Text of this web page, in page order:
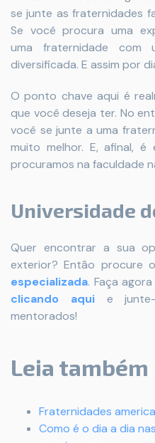
se junte as fraternidades
Se você procura uma
uma fraternidade com
diversificada. E assim por
O ponto chave aqui é
que você deseja ter. No
você se junte a uma
muito melhor. E, afinal,
procuramos na faculdade
Universidade
Quer encontrar a sua
exterior? Então procure
especializada. Faça
clicando aqui
e
mentorados!
Leia também
Fraternidades
Como é o dia a dia